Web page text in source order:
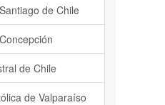
de Chile
de Chile
de Valparaíso